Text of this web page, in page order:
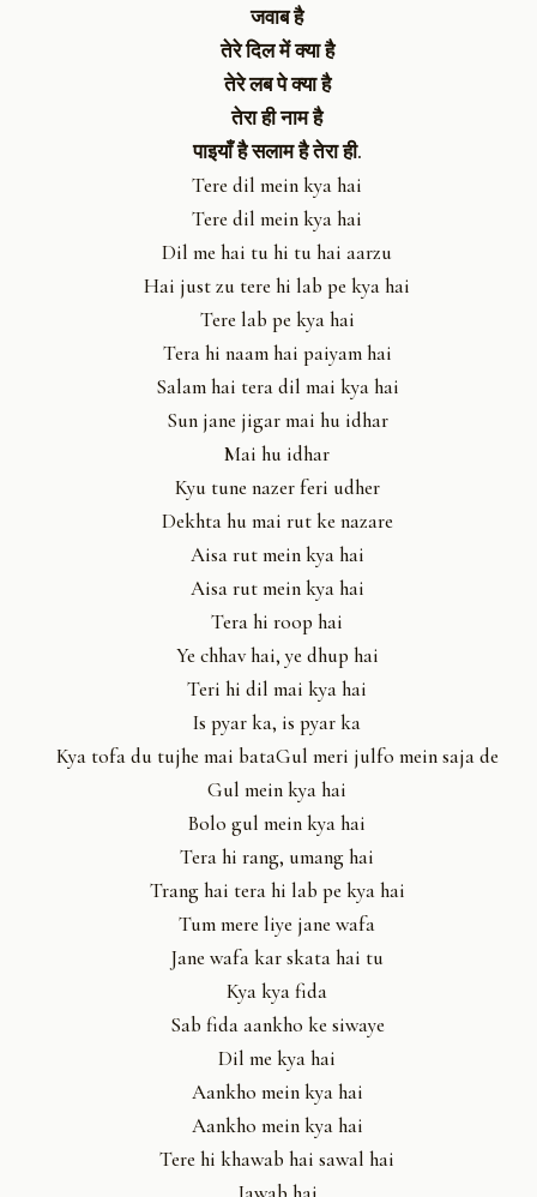
जवाब है
तेरे दिल में क्या है
तेरे लब पे क्या है
तेरा ही नाम है
पाइयाँ है सलाम है तेरा ही.
Tere dil mein kya hai
Tere dil mein kya hai
Dil me hai tu hi tu hai aarzu
Hai just zu tere hi lab pe kya hai
Tere lab pe kya hai
Tera hi naam hai paiyam hai
Salam hai tera dil mai kya hai
Sun jane jigar mai hu idhar
Mai hu idhar
Kyu tune nazer feri udher
Dekhta hu mai rut ke nazare
Aisa rut mein kya hai
Aisa rut mein kya hai
Tera hi roop hai
Ye chhav hai, ye dhup hai
Teri hi dil mai kya hai
Is pyar ka, is pyar ka
Kya tofa du tujhe mai bataGul meri julfo mein saja de
Gul mein kya hai
Bolo gul mein kya hai
Tera hi rang, umang hai
Trang hai tera hi lab pe kya hai
Tum mere liye jane wafa
Jane wafa kar skata hai tu
Kya kya fida
Sab fida aankho ke siwaye
Dil me kya hai
Aankho mein kya hai
Aankho mein kya hai
Tere hi khawab hai sawal hai